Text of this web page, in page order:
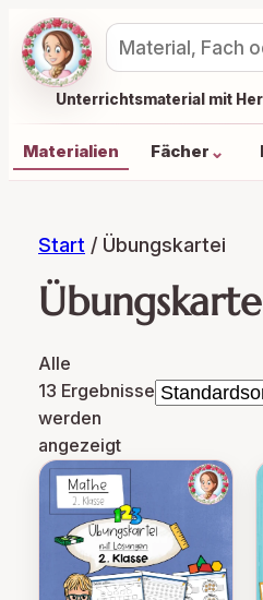
Materialsuche
Unterrichtsmaterial mit
Materialien Fächer ⌄
Start / Übungskartei
Alle
13 Ergebnisse
werden
angezeigt